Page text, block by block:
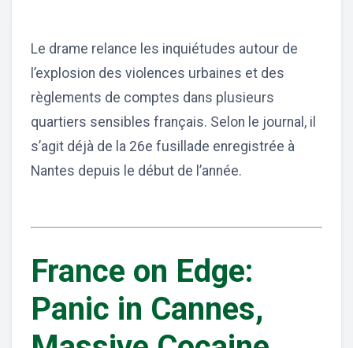
Le drame relance les inquiétudes autour de
l’explosion des violences urbaines et des
règlements de comptes dans plusieurs
quartiers sensibles français. Selon le journal, il
s’agit déjà de la 26e fusillade enregistrée à
Nantes depuis le début de l’année.
France on Edge:
Panic in Cannes,